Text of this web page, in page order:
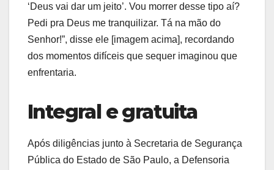
‘Deus vai dar um jeito’. Vou morrer desse tipo aí?
Pedi pra Deus me tranquilizar. Tá na mão do
Senhor!”, disse ele [imagem acima], recordando
dos momentos difíceis que sequer imaginou que
enfrentaria.
Integral e gratuita
Após diligências junto à Secretaria de Segurança
Pública do Estado de São Paulo, a Defensoria